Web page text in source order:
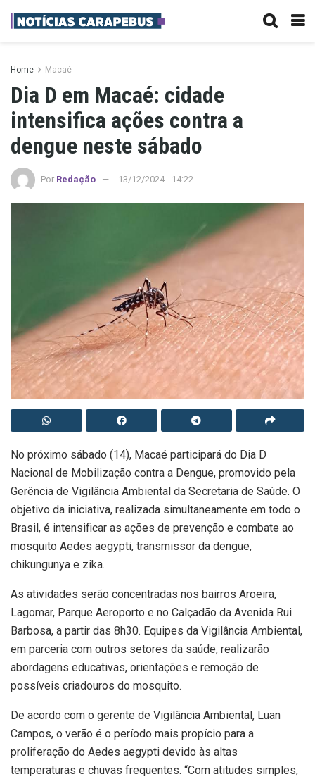
Home Macaé
Dia D em Macaé: cidade
intensifica ações contra a
dengue neste sábado
Por Redação 13/12/2024 - 14:22
No próximo sábado (14), Macaé participará do Dia D
Nacional de Mobilização contra a Dengue, promovido pela
Gerência de Vigilância Ambiental da Secretaria de Saúde. O
objetivo da iniciativa, realizada simultaneamente em todo o
Brasil, é intensificar as ações de prevenção e combate ao
mosquito Aedes aegypti, transmissor da dengue,
chikungunya e zika.
As atividades serão concentradas nos bairros Aroeira,
Lagomar, Parque Aeroporto e no Calçadão da Avenida Rui
Barbosa, a partir das 8h30. Equipes da Vigilância Ambiental,
em parceria com outros setores da saúde, realizarão
abordagens educativas, orientações e remoção de
possíveis criadouros do mosquito.
De acordo com o gerente de Vigilância Ambiental, Luan
Campos, o verão é o período mais propício para a
proliferação do Aedes aegypti devido às altas
temperaturas e chuvas frequentes. “Com atitudes simples,